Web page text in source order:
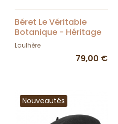
Béret Le Véritable
Botanique - Héritage
par Laulhère
Laulhère
79,00 €
Nouveautés